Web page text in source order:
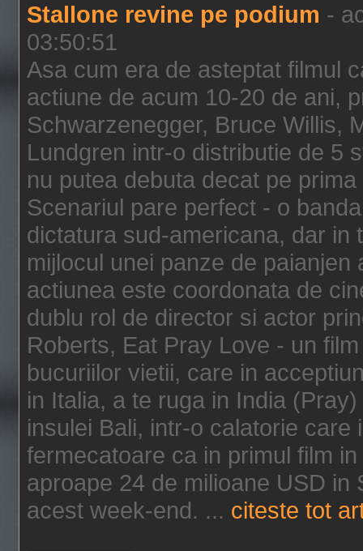
Stallone revine pe podium -
03:50:51
Asa cum era de asteptat filmul
actiune de acum 10-20 de ani,
Schwarzenegger, Bruce Willis,
Lundgren intr-o distributie de 5
nu putea debuta decat pe
Scenariul pare perfect - o
dictatura sud-americana, dar in
mijlocul unei panze de
actiunea este coordonata de
dublu rol de director si actor
Roberts, Eat Pray Love - un
bucuriilor vietii, care in
in Italia, a te ruga in India
insulei Bali, intr-o calatorie
fermecatoare ca in primul film
aproape 24 de milioane USD in
acest week-end. ... citeste tot